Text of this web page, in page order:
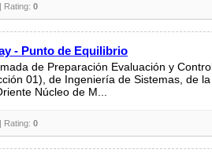
| Rating: 0
- Punto de Equilibrio
de Preparación Evaluación y Control
01), de Ingeniería de Sistemas, de la
Núcleo de M...
| Rating: 0